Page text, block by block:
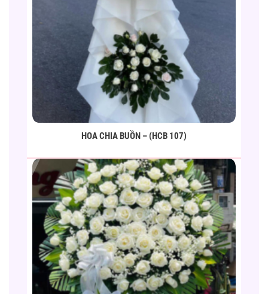
HOA CHIA BUỒN – (HCB 107)